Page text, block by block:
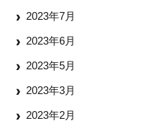
2023年7月
2023年6月
2023年5月
2023年3月
2023年2月